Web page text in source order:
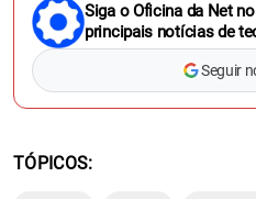
Siga o Oficina da Net
principais notícias de
Seguir
TÓPICOS